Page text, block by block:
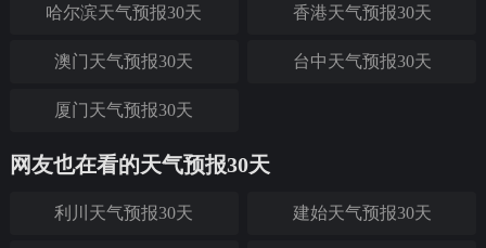
哈尔滨天气预报30天 香港天气预报30天
澳门天气预报30天 台中天气预报30天
厦门天气预报30天
网友也在看的天气预报30天
利川天气预报30天 建始天气预报30天